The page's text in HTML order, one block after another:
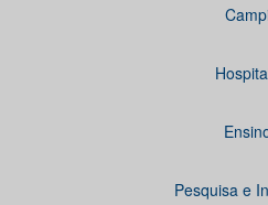
Pesquisa e